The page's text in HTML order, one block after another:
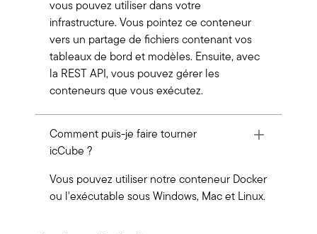
vous pouvez utiliser dans votre
infrastructure. Vous pointez ce conteneur
vers un partage de fichiers contenant vos
tableaux de bord et modèles. Ensuite, avec
la REST API, vous pouvez gérer les
conteneurs que vous exécutez.
Comment puis-je faire tourner
icCube ?
Vous pouvez utiliser notre conteneur Docker
ou l'exécutable sous Windows, Mac et Linux.